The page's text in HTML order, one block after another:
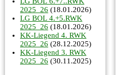
2025_26 (18.01.2026)
LG BOL 4.+5.RWK
2025_26 (18.01.2026)
KK-Liegend 4. RWK
2025_26 (28.12.2025)
KK-Liegend 3. RWK
2025_26 (30.11.2025)